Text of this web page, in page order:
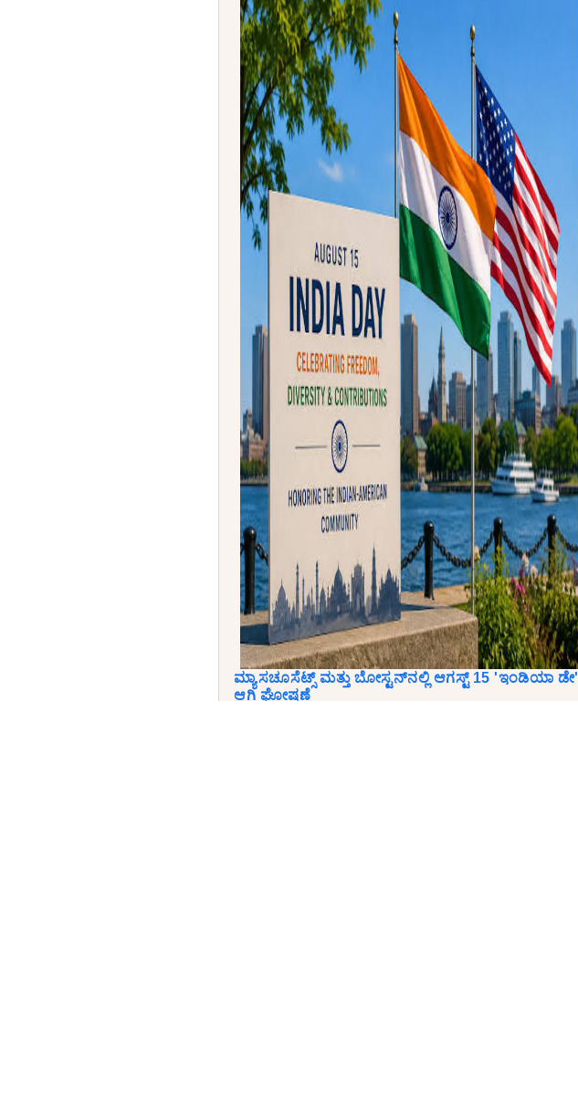
ಮ್ಯಾಸಚೂಸೆಟ್ಸ್ ಮತ್ತು ಬೋಸ್ಟನ್‌ನಲ್ಲಿ ಆಗಸ್ಟ್ 15 'ಇಂಡಿಯಾ ಡೇ'
ಆಗಿ ಘೋಷಣೆ